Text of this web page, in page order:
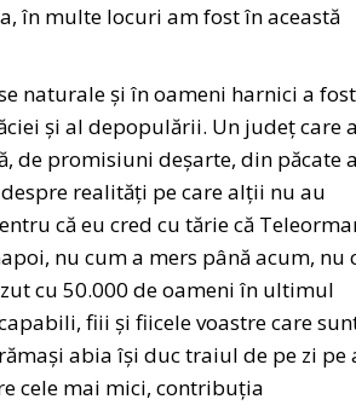
în multe locuri am fost în această
naturale și în oameni harnici a fost
și al depopulării. Un județ care a
de promisiuni deșarte, din păcate a
realități pe care alții nu au
că eu cred cu tărie că
nu cum a mers până acum, nu
cu 50.000 de oameni în ultimul
fiii și fiicele voastre care
abia își duc traiul de pe zi pe
cele mai mici, contribuția